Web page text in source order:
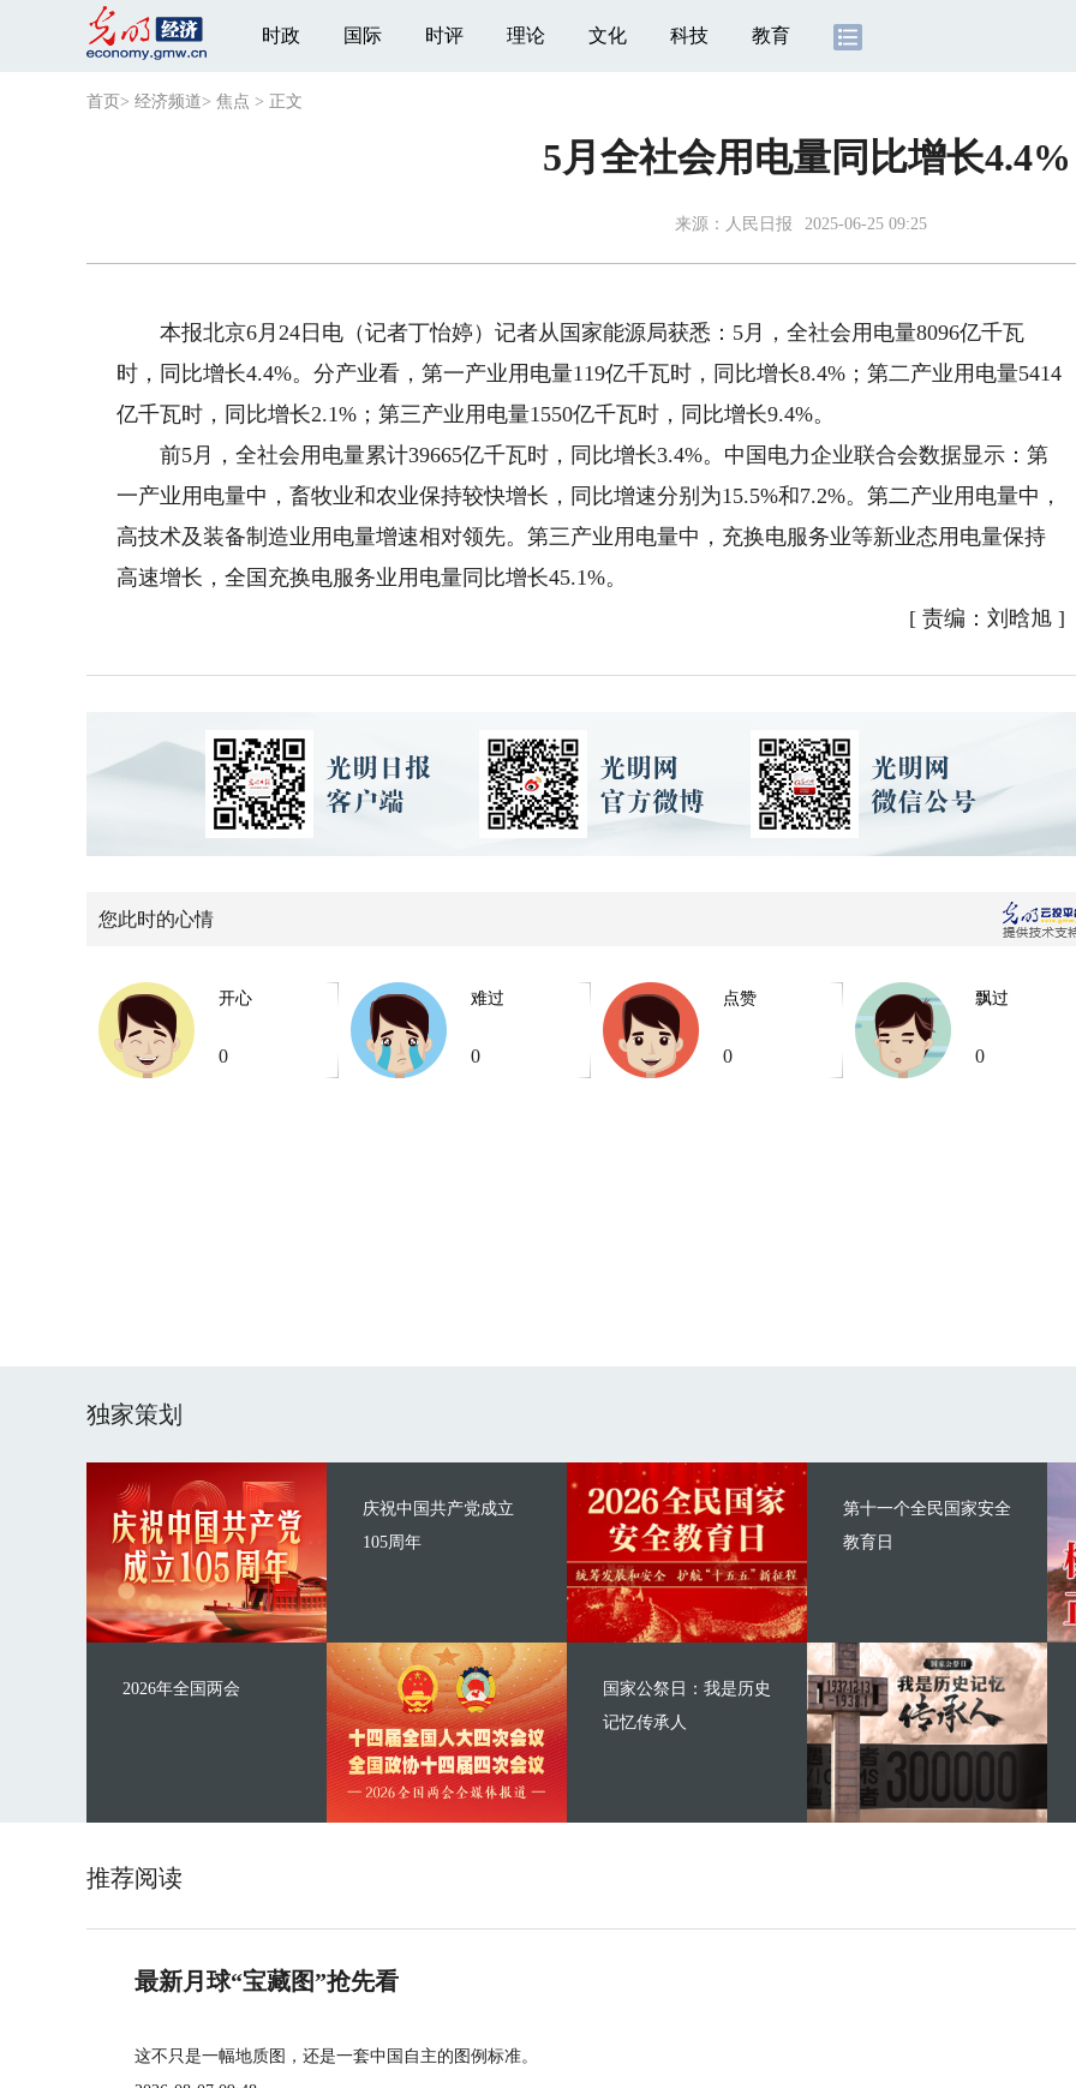
时政 国际 时评 理论 文化 科技 教育
首页 > 经济频道> 焦点 > 正文
5月全社会用电量同比增长4.4%
来源： 人民日报 2025-06-25 09:25
本报北京6月24日电（记者丁怡婷）记者从国家能源局获悉：5月，全社会用电量8096亿千瓦
时，同比增长4.4%。分产业看，第一产业用电量119亿千瓦时，同比增长8.4%；第二产业用电量5414
亿千瓦时，同比增长2.1%；第三产业用电量1550亿千瓦时，同比增长9.4%。
前5月，全社会用电量累计39665亿千瓦时，同比增长3.4%。中国电力企业联合会数据显示：第
一产业用电量中，畜牧业和农业保持较快增长，同比增速分别为15.5%和7.2%。第二产业用电量中，
高技术及装备制造业用电量增速相对领先。第三产业用电量中，充换电服务业等新业态用电量保持
高速增长，全国充换电服务业用电量同比增长45.1%。
[ 责编：刘晗旭]
您此时的心情
开心
0
难过
0
点赞
0
飘过
0
独家策划
庆祝中国共产党成立
105周年
2026年全国两会
第十一个全民国家安全
教育日
国家公祭日：我是历史
记忆传承人
推荐阅读
最新月球“宝藏图”抢先看
这不只是一幅地质图，还是一套中国自主的图例标准。